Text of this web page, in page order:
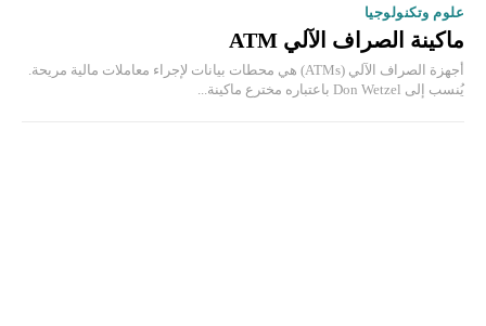
علوم وتكنولوجيا
ماكينة الصراف الآلي ATM
أجهزة الصراف الآلي (ATMs) هي محطات بيانات لإجراء معاملات مالية مريحة.
يُنسب إلى Don Wetzel باعتباره مخترع ماكينة...